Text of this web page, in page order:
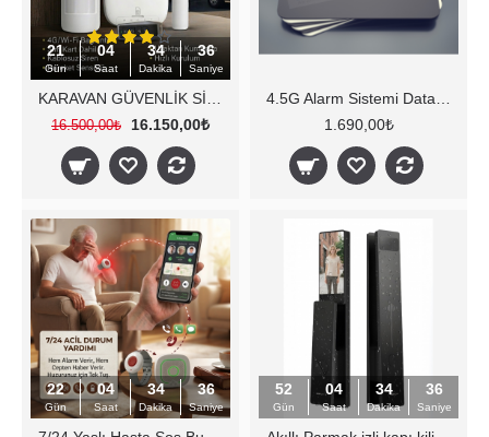
21
Gün
04
Saat
34
Dakika
35
Saniye
16.500,00₺ 16.150,00₺
1.690,00₺
22
Gün
04
Saat
34
Dakika
35
Saniye
52
Gün
04
Saat
34
Dakika
35
Saniye